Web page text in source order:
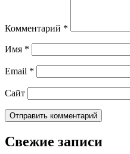
Комментарий *
Имя *
Email *
Сайт
Свежие записи